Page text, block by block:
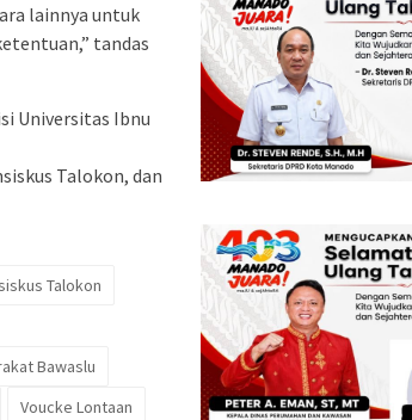
lainnya untuk
tandas
Universitas Ibnu
Talokon, dan
Talokon
Bawaslu
Voucke Lontaan